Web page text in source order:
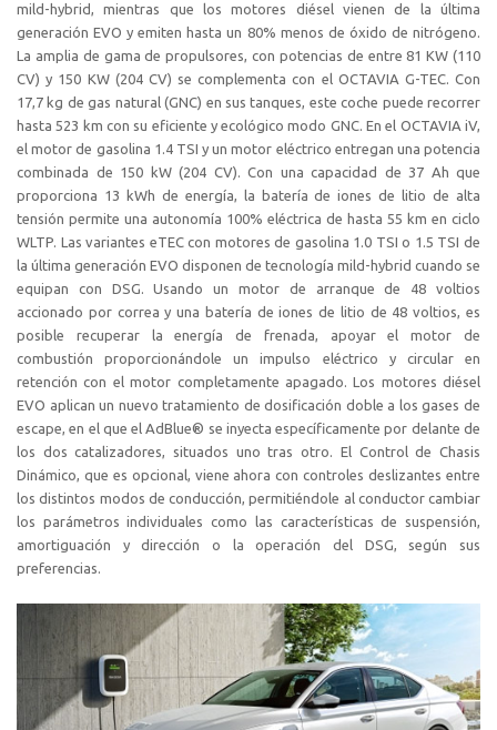
mild-hybrid, mientras que los motores diésel vienen de la última
generación EVO y emiten hasta un 80% menos de óxido de nitrógeno.
La amplia de gama de propulsores, con potencias de entre 81 KW (110
CV) y 150 KW (204 CV) se complementa con el OCTAVIA G-TEC. Con
17,7 kg de gas natural (GNC) en sus tanques, este coche puede recorrer
hasta 523 km con su eficiente y ecológico modo GNC. En el OCTAVIA iV,
el motor de gasolina 1.4 TSI y un motor eléctrico entregan una potencia
combinada de 150 kW (204 CV). Con una capacidad de 37 Ah que
proporciona 13 kWh de energía, la batería de iones de litio de alta
tensión permite una autonomía 100% eléctrica de hasta 55 km en ciclo
WLTP. Las variantes eTEC con motores de gasolina 1.0 TSI o 1.5 TSI de
la última generación EVO disponen de tecnología mild-hybrid cuando se
equipan con DSG. Usando un motor de arranque de 48 voltios
accionado por correa y una batería de iones de litio de 48 voltios, es
posible recuperar la energía de frenada, apoyar el motor de
combustión proporcionándole un impulso eléctrico y circular en
retención con el motor completamente apagado. Los motores diésel
EVO aplican un nuevo tratamiento de dosificación doble a los gases de
escape, en el que el AdBlue® se inyecta específicamente por delante de
los dos catalizadores, situados uno tras otro. El Control de Chasis
Dinámico, que es opcional, viene ahora con controles deslizantes entre
los distintos modos de conducción, permitiéndole al conductor cambiar
los parámetros individuales como las características de suspensión,
amortiguación y dirección o la operación del DSG, según sus
preferencias.